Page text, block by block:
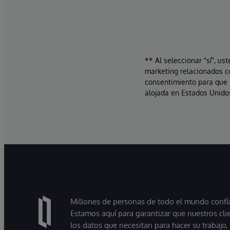
** Al seleccionar "sí",
marketing relacionados
consentimiento para que
alojada en Estados
Millones de personas de todo el mundo
Estamos aquí para garantizar que nuestros
los datos que necesitan para hacer su